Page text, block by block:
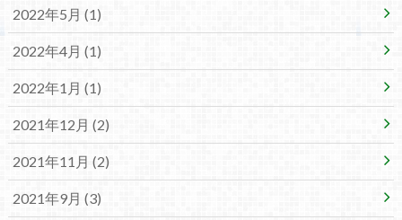
2022年5月 (1)
2022年4月 (1)
2022年1月 (1)
2021年12月 (2)
2021年11月 (2)
2021年9月 (3)